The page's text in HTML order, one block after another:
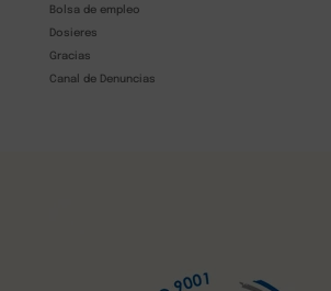
Bolsa de empleo
Dosieres
Gracias
Canal de Denuncias